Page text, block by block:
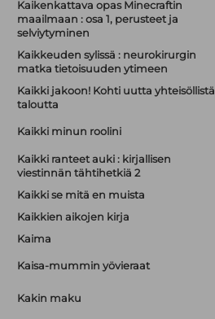
Kaikenkattava opas Minecraftin
maailmaan : osa 1, perusteet ja
selviytyminen
Kaikkeuden sylissä : neurokirurgin
matka tietoisuuden ytimeen
Kaikki jakoon! Kohti uutta yhteisöllistä
taloutta
Kaikki minun roolini
Kaikki ranteet auki : kirjallisen
viestinnän tähtihetkiä 2
Kaikki se mitä en muista
Kaikkien aikojen kirja
Kaima
Kaisa-mummin yövieraat
Kakin maku